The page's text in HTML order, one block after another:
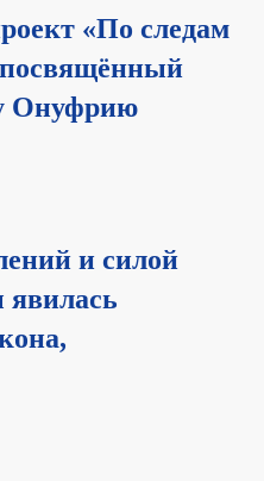
«По следам
посвящённый
Онуфрию
и силой
явилась